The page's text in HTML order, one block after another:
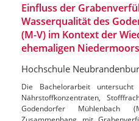
Einfluss der
Wasserqualität des
(M-V) im Kontext der
ehemaligen
Hochschule
Die Bachelorarbeit
Nährstoffkonzentraten,
Godendorfer Mühlenbach